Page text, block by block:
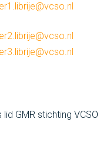
.nl
lid GMR stichting VCSO